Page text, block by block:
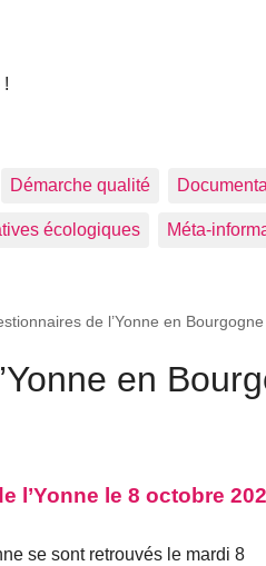
!
Démarche qualité
écologiques Méta-
de l’Yonne en Bourgogne
en
l’Yonne le 8 octobre
se sont retrouvés le mardi 8